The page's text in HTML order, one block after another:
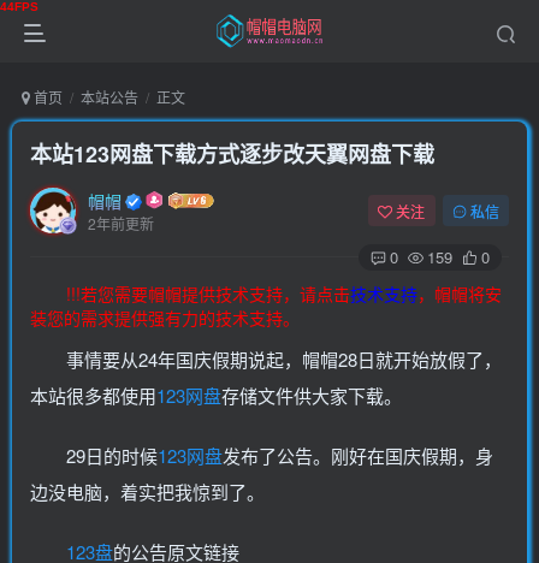
首页 本站公告 正文
本站123网盘下载方式逐步改天翼网盘下载
帽帽
2年前更新
关注 私信
0 159 0
!!!若您需要帽帽提供技术支持，请点击技术支持，帽帽将安
装您的需求提供强有力的技术支持。
事情要从24年国庆假期说起，帽帽28日就开始放假了，
本站很多都使用123网盘存储文件供大家下载。
29日的时候123网盘发布了公告。刚好在国庆假期，身
边没电脑，着实把我惊到了。
123盘的公告原文链接